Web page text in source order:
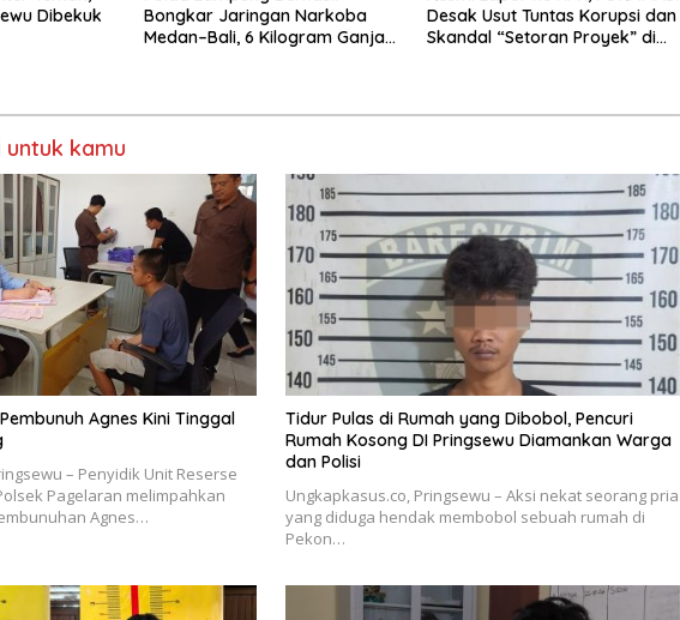
Dibekuk
Bongkar Jaringan Narkoba
Medan–Bali, 6 Kilogram Ganja
Desak Usut Tuntas Korupsi dan
Skandal “Setoran Proyek” di
untuk kamu
Agnes Kini Tinggal
– Penyidik Unit Reserse
Pagelaran melimpahkan
Agnes…
Tidur Pulas di Rumah yang Dibobol, Pencuri
Rumah Kosong DI Pringsewu Diamankan Warga
dan Polisi
Ungkapkasus.co, Pringsewu – Aksi nekat seorang pria
yang diduga hendak membobol sebuah rumah di
Pekon…